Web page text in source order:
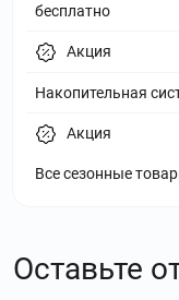
бесплатно
Акция
Накопительная
Акция
Все сезонные
Оставьте